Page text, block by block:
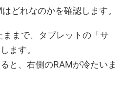
どれなのかを確認します。
まで、タブレットの「サ
ます。
と、右側のRAMが冷たいま